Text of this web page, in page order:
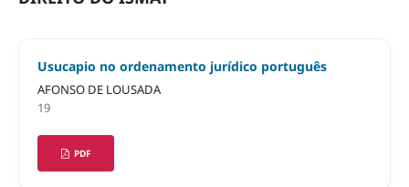
Usucapio no ordenamento jurídico português
AFONSO DE LOUSADA
19
PDF